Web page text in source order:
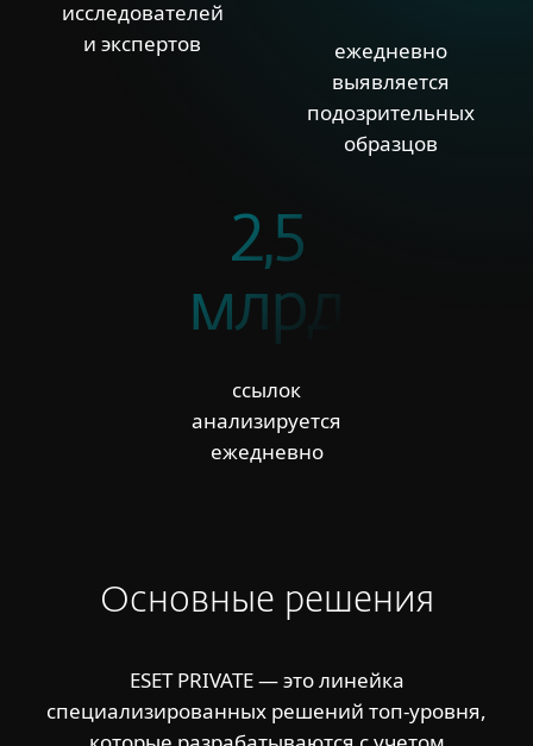
исследователей
и экспертов
ежедневно
выявляется
подозрительных
образцов
2,5
млрд
ссылок
анализируется
ежедневно
Основные решения
ESET PRIVATE — это линейка
специализированных решений топ-уровня,